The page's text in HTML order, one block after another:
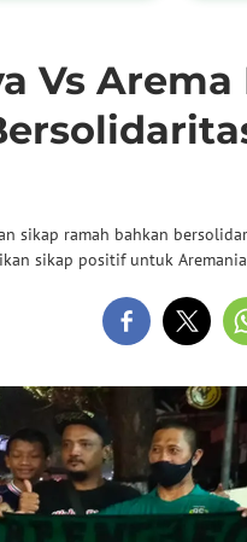
Vs Arema
sikap ramah bahkan
sikap positif untuk